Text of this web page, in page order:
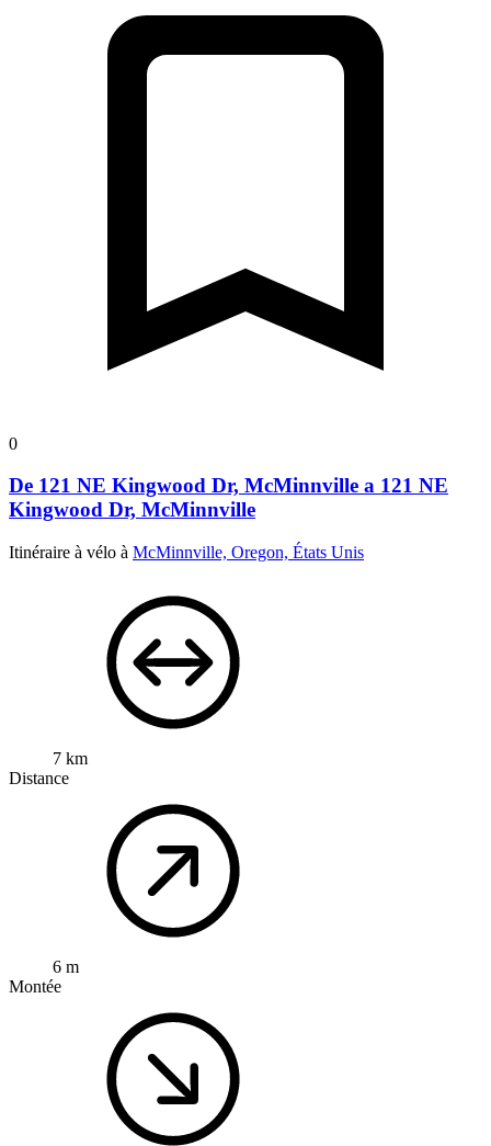
0
De 121 NE Kingwood Dr, McMinnville a 121 NE
Kingwood Dr, McMinnville
Itinéraire à vélo à McMinnville, Oregon, États Unis
7 km
Distance
6 m
Montée